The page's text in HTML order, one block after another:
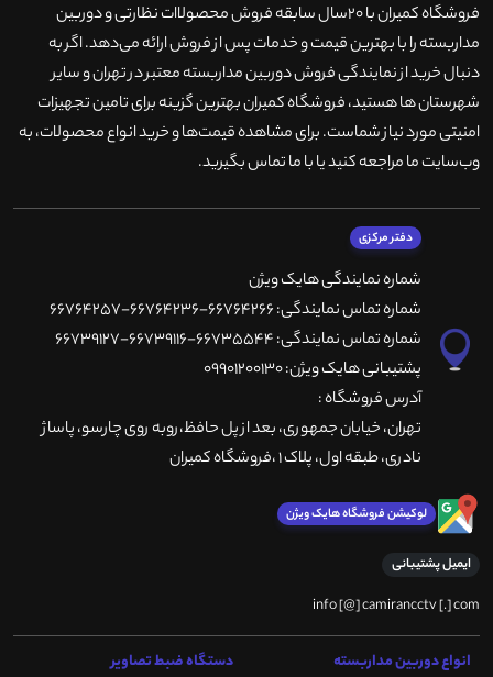
فروشگاه کمیران با ۲۰سال سابقه فروش محصولاات نظارتی و دوربین
مداربسته را با بهترین قیمت و خدمات پس از فروش ارائه می‌دهد. اگر به
دنبال خرید از نمایندگی فروش دوربین مداربسته معتبر در تهران و سایر
شهرستان ها هستید، فروشگاه کمیران بهترین گزینه برای تامین تجهیزات
امنیتی مورد نیاز شماست. برای مشاهده قیمت‌ها و خرید انواع محصولات، به
وب‌سایت ما مراجعه کنید یا با ما تماس بگیرید.
دفتر مرکزی
شماره نمایندگی هایک ویژن
شماره تماس نمایندگی: 66764266-66764236-66764257
شماره تماس نمایندگی: 66735544-66739116-66739127
پشتیبانی هایک ویژن: 09901200130
آدرس فروشگاه :
تهران، خيابان جمهوری، بعد از پل حافظ،روبه روی چارسو، پاساژ
نادری، طبقه اول، پلاک 1 ،فروشگاه کمیران
لوکیشن فروشگاه هایک ویژن
ایمیل پشتیبانی
info [@] camirancctv [.] com
انواع دوربین مداربسته دستگاه ضبط تصاویر